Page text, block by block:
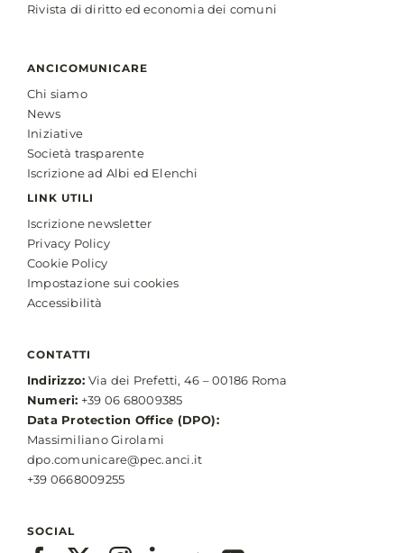
Rivista di diritto ed economia dei comuni
ANCICOMUNICARE
Chi siamo
News
Iniziative
Società trasparente
Iscrizione ad Albi ed Elenchi
LINK UTILI
Iscrizione newsletter
Privacy Policy
Cookie Policy
Impostazione sui cookies
Accessibilità
CONTATTI
Indirizzo: Via dei Prefetti, 46 – 00186 Roma
Numeri: +39 06 68009385
Data Protection Office (DPO):
Massimiliano Girolami
dpo.comunicare@pec.anci.it
+39 0668009255
SOCIAL